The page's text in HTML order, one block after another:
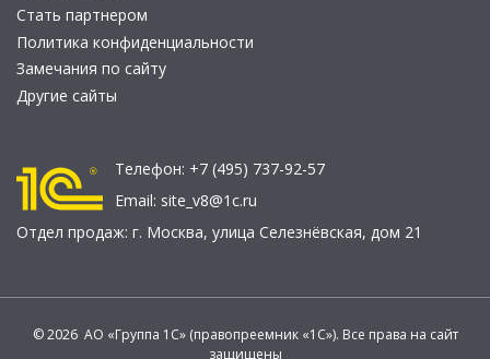
Стать партнером
Политика конфиденциальности
Замечания по сайту
Другие сайты
Телефон: +7 (495) 737-92-57
Email: site_v8@1c.ru
Отдел продаж: г. Москва, улица Селезнёвская, дом 21
© 2026 АО «Группа 1С» (правопреемник «1С»). Все права на сайт
защищены